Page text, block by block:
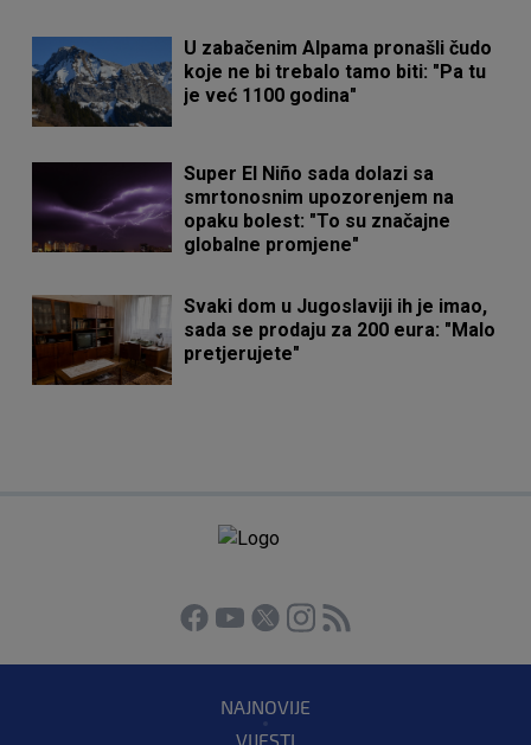
U zabačenim Alpama pronašli čudo
koje ne bi trebalo tamo biti: "Pa tu
je već 1100 godina"
Super El Niño sada dolazi sa
smrtonosnim upozorenjem na
opaku bolest: "To su značajne
globalne promjene"
Svaki dom u Jugoslaviji ih je imao,
sada se prodaju za 200 eura: "Malo
pretjerujete"
NAJNOVIJE
VIJESTI